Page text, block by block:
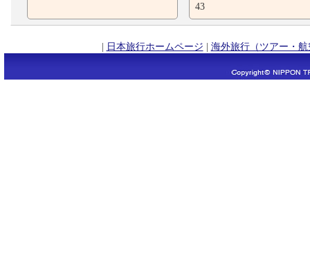
43
| 日本旅行ホームページ | 海外旅行（ツアー・航